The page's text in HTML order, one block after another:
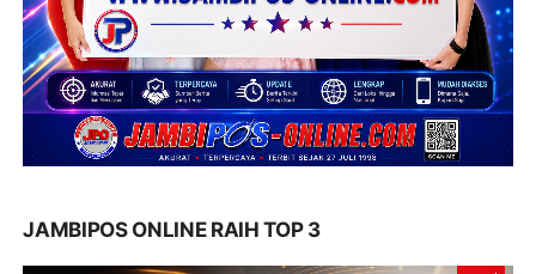
JAMBIPOS ONLINE RAIH TOP 3